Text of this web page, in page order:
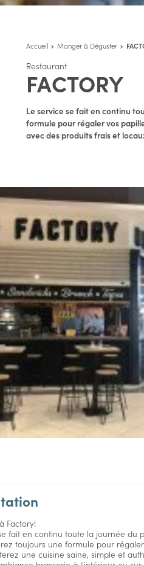
Accueil Manger & Déguster
Restaurant
FACTORY
Le service se fait en continu
formule pour régaler vos
avec des produits frais et
Factory!
fait en continu toute la journée du
toujours une formule pour
une cuisine saine, simple et